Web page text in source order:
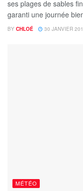
ses plages de sables
garanti une journée
BY CHLOÉ 30 JANVIER
MÉTÉO